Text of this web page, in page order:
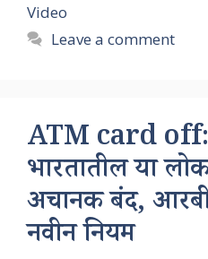
Video
Leave a comment
ATM card
भारतातील या
अचानक बंद,
नवीन नियम